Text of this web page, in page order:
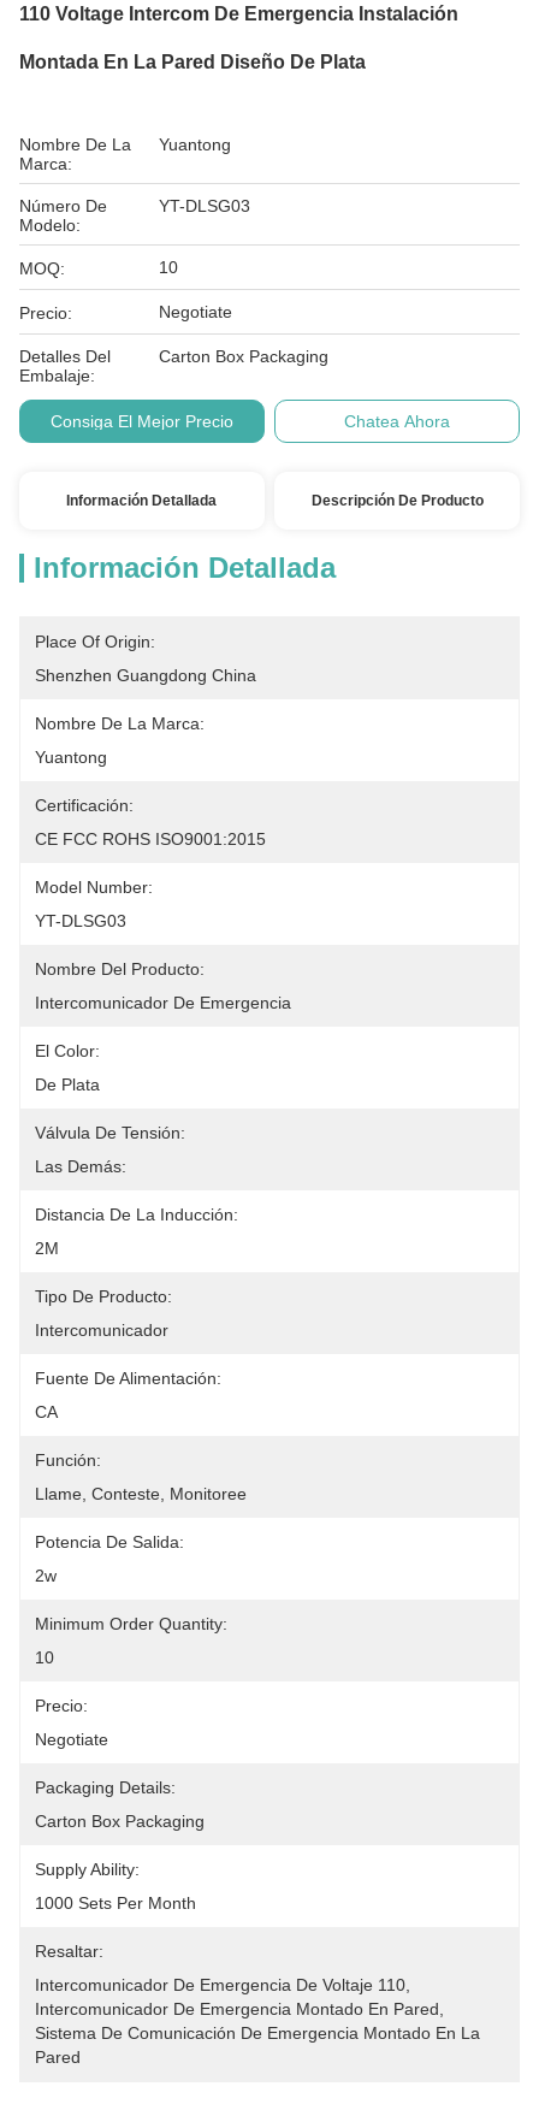
110 Voltage Intercom De Emergencia Instalación
Montada En La Pared Diseño De Plata
Nombre De La
Marca:
Yuantong
Número De
Modelo:
YT-DLSG03
MOQ: 10
Precio: Negotiate
Detalles Del
Embalaje:
Carton Box Packaging
Consiga El Mejor Precio Chatea Ahora
Información Detallada Descripción De Producto
Información Detallada
Place Of Origin:
Shenzhen Guangdong China
Nombre De La Marca:
Yuantong
Certificación:
CE FCC ROHS ISO9001:2015
Model Number:
YT-DLSG03
Nombre Del Producto:
Intercomunicador De Emergencia
El Color:
De Plata
Válvula De Tensión:
Las Demás:
Distancia De La Inducción:
2M
Tipo De Producto:
Intercomunicador
Fuente De Alimentación:
CA
Función:
Llame, Conteste, Monitoree
Potencia De Salida:
2w
Minimum Order Quantity:
10
Precio:
Negotiate
Packaging Details:
Carton Box Packaging
Supply Ability:
1000 Sets Per Month
Resaltar:
Intercomunicador De Emergencia De Voltaje 110
Intercomunicador De Emergencia Montado En Pared
Sistema De Comunicación De Emergencia Montado En La
Pared